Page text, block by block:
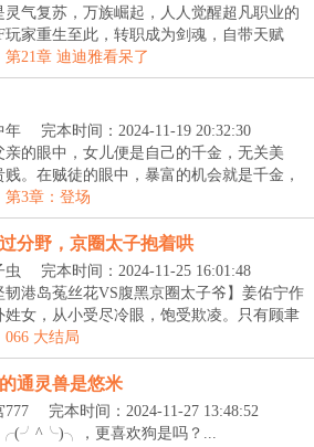
灵气复苏，万族崛起，人人觉醒超凡职业的
玩家重生至此，转职成为剑魂，自带天赋
第21章 迪迪雅看呆了
年
完本时间：2024-11-19 20:32:30
亲的眼中，女儿便是自己的千金，无关美
贱。在贼徒的眼中，暴富的机会就是千金，
第3章：登场
分野，京圈太子抱着哄
虫
完本时间：2024-11-25 16:01:48
韧港岛菟丝花VS腹黑京圈太子爷】姜佑宁作
姓女，从小受尽冷眼，饱受欺凌。只有顾聿
066 大结局
通灵兽是悠米
777
完本时间：2024-11-27 13:48:52
，更喜欢狗是吗？...